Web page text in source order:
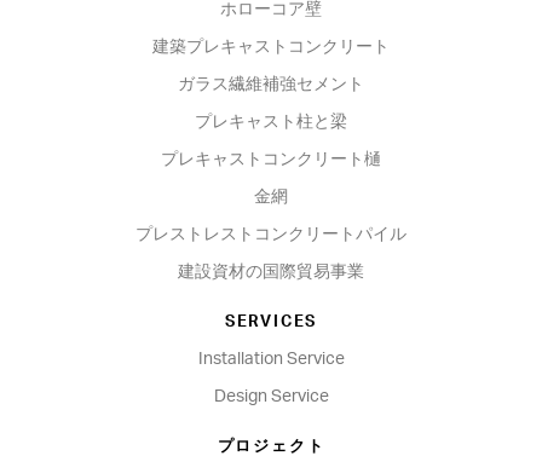
ホローコア壁
建築プレキャストコンクリート
ガラス繊維補強セメント
プレキャスト柱と梁
プレキャストコンクリート樋
金網
プレストレストコンクリートパイル
建設資材の国際貿易事業
SERVICES
Installation Service
Design Service
プロジェクト